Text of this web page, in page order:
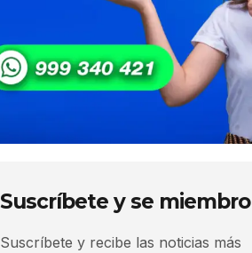
Suscríbete y se miembro
Suscríbete y recibe las noticias más